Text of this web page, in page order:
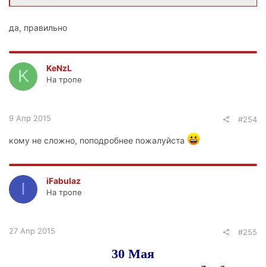
да, правильно
K KeNzL
На тропе
9 Апр 2015 #254
кому не сложно, поподробнее пожалуйста
I iFabulaz
На тропе
27 Апр 2015 #255
30 Мая